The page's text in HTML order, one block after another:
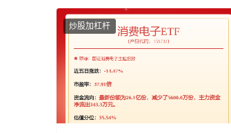
炒股加杠杆